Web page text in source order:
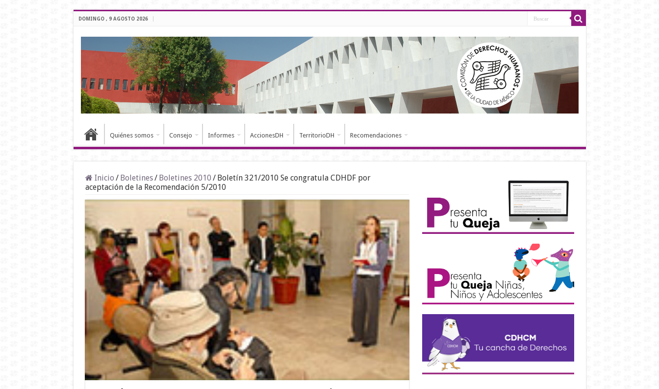
DOMINGO , 9 AGOSTO 2026
Quiénes somos Consejo Informes AccionesDH TerritorioDH Recomendaciones
Inicio / Boletines/ Boletines 2010 / Boletín 321/2010 Se congratula CDHDF por
aceptación de la Recomendación 5/2010